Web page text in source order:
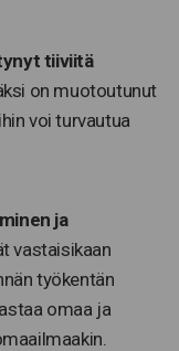
tiiviitä
on muotoutunut
voi turvautua
ja
vastaisikaan
työkentän
omaa ja